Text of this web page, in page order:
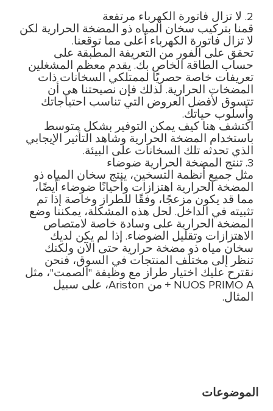
2. لا تزال فاتورة الكهرباء مرتفعة
قمنا بتركيب سخان المياه ذو المضخة الحرارية لكن
لا تزال فاتورة الكهرباء أعلى مما توقعنا.
تحقق على الفور من التعريفة المطبقة على
حساب الطاقة الخاص بك. يقدم معظم المشغلين
تعريفات خاصة حصريًا لممتلكي السخانات ذات
المضخات الحرارية. لذلك فإن نصيحتنا هي أن
تتسوق لأفضل العروض التي تناسب احتياجاتك
وأسلوب حياتك.
اكتشف هنا كيف يمكن التوفير بشكل متوسط
باستخدام المضخة الحرارية وشاهد التأثير الإيجابي
الذي تحدثه تلك السخانات على البيئة.
3. تنتج المضخة الحرارية ضوضاء
مثل جميع أنظمة التسخين، ينتج سخان المياه ذو
المضخة الحرارية اهتزازات وأحيانًا ضوضاء أيضًا،
مما قد يكون مزعجًا، وفقًا للطراز وخاصة إذا تم
تثبيته في الداخل. لحل هذه المشكلة، يمكننا وضع
المضخة الحرارية على وسادة خاصة لامتصاص
الاهتزازات وتقليل الضوضاء. إذا لم يكن لديك
سخان مياه ذو مضخة حرارية حتى الآن ولكنك
تنظر إلى مختلف المنتجات في السوق، فنحن
نقترح عليك اختيار طراز مع وظيفة "الصمت"، مثل
NUOS PRIMO A + من Ariston، على سبيل
المثال.
الموضوعات